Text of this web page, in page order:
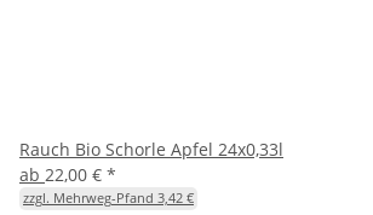
Rauch Bio Schorle Apfel 24x0,33l
ab 22,00 € *
zzgl. Mehrweg-Pfand 3,42 €